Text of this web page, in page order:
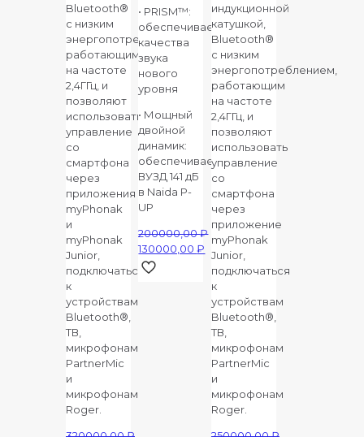
Bluetooth®
с низким
энергопотреблением,
работающим
на частоте
2,4ГГц, и
позволяют
использовать
управление
со
смартфона
через
приложения
myPhonak
и
myPhonak
Junior,
подключаться
к
устройствам
Bluetooth®,
ТВ,
микрофонам
PartnerMic
и
микрофонам
Roger.
• PRISM™:
обеспечивает
качества
звука
нового
уровня
• Мощный
двойной
динамик:
обеспечивает
ВУЗД 141 дБ
в Naida P-
UP
200000,00₽
Первоначальная
цена
130000,00₽
Текущая
индукционной
катушкой,
Bluetooth®
с низким
энергопотреблением,
работающим
на частоте
2,4ГГц, и
позволяют
использовать
управление
со
смартфона
через
приложение
myPhonak
Junior,
подключаться
к
устройствам
Bluetooth®,
ТВ,
микрофонам
PartnerMic
и
микрофонам
Roger.